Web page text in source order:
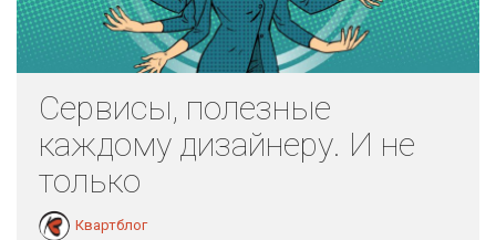
Сервисы, полезные
каждому дизайнеру. И не
только
Квартблог